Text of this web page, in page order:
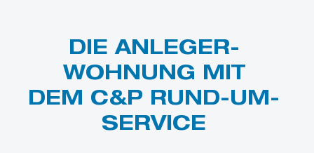
DIE ANLEGER­
WOHNUNG MIT​
DEM C&P RUND-UM-
SERVICE